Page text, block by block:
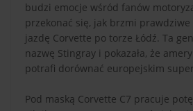
budzi emocje wśród fanów
przekonać się, jak brzmi prawdziwe
jazdę Corvette po torze Łódź. Ta
nazwę Stingray i pokazała, że
potrafi dorównać europejskim
Pod maską Corvette C7 pracuje